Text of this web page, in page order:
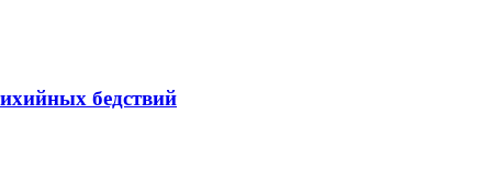
бедствий